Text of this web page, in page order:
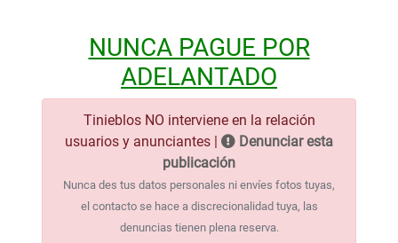
NUNCA PAGUE POR
ADELANTADO
Tinieblos NO interviene en la relación
usuarios y anunciantes |
Denunciar esta
publicación
Nunca des tus datos personales ni envíes fotos tuyas,
el contacto se hace a discrecionalidad tuya, las
denuncias tienen plena reserva.